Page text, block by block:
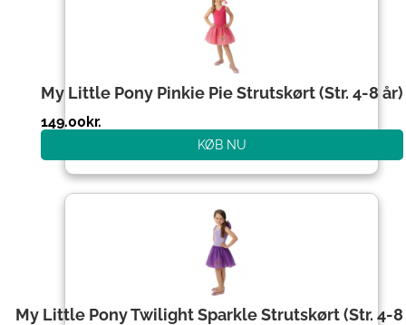
My Little Pony Pinkie Pie Strutskørt (Str. 4-8 år)
149.00kr.
KØB NU
My Little Pony Twilight Sparkle Strutskørt (Str. 4-8